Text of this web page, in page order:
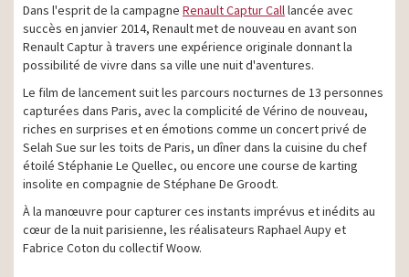
Dans l'esprit de la campagne Renault Captur Calllancée avec
succès en janvier 2014, Renault met de nouveau en avant son
Renault Captur à travers une expérience originale donnant la
possibilité de vivre dans sa ville une nuit d'aventures.
Le film de lancement suit les parcours nocturnes de 13 personnes
capturées dans Paris, avec la complicité de Vérino de nouveau,
riches en surprises et en émotions comme un concert privé de
Selah Sue sur les toits de Paris, un dîner dans la cuisine du chef
étoilé Stéphanie Le Quellec, ou encore une course de karting
insolite en compagnie de Stéphane De Groodt.
À la manœuvre pour capturer ces instants imprévus et inédits au
cœur de la nuit parisienne, les réalisateurs Raphael Aupy et
Fabrice Coton du collectif Woow.